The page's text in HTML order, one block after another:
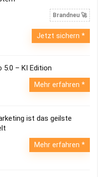
Brandneu 🚀
Jetzt sichern
5.0 – KI Edition
Mehr erfahren
ist das geilste
Mehr erfahren